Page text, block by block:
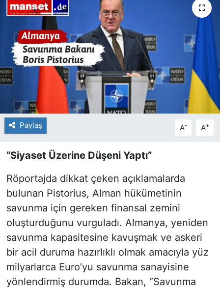
Paylaş A- A+
“Siyaset Üzerine Düşeni Yaptı”
Röportajda dikkat çeken açıklamalarda
bulunan Pistorius, Alman hükümetinin
savunma için gereken finansal zemini
oluşturduğunu vurguladı. Almanya, yeniden
savunma kapasitesine kavuşmak ve askeri
bir acil duruma hazırlıklı olmak amacıyla yüz
milyarlarca Euro’yu savunma sanayisine
yönlendirmiş durumda. Bakan, “Savunma